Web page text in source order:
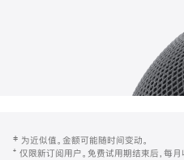
页
注
‡ 为近似值。金额可能随时间变动。
⁺ 仅限新订阅用户。免费试用期结束后，每